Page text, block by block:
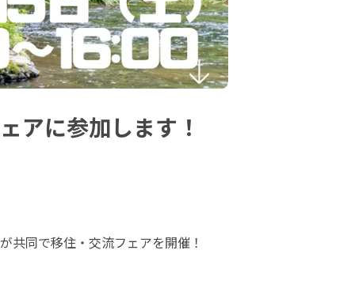
アに参加します！
共同で移住・交流フェアを開催！